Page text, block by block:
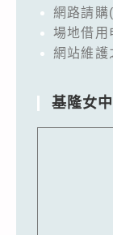
網路請購
場地借用
網站維護
基隆女